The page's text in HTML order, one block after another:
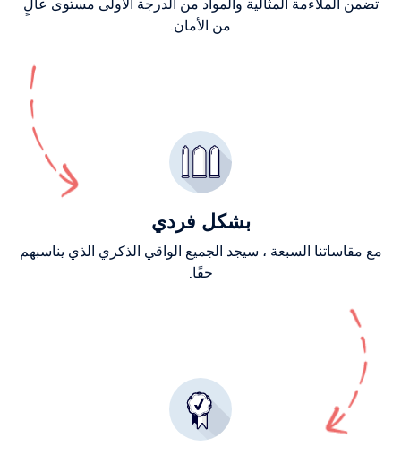
تضمن الملاءمة المثالية والمواد من الدرجة الأولى مستوى عالٍ
من الأمان.
بشكل فردي
مع مقاساتنا السبعة ، سيجد الجميع الواقي الذكري الذي يناسبهم
حقًا.